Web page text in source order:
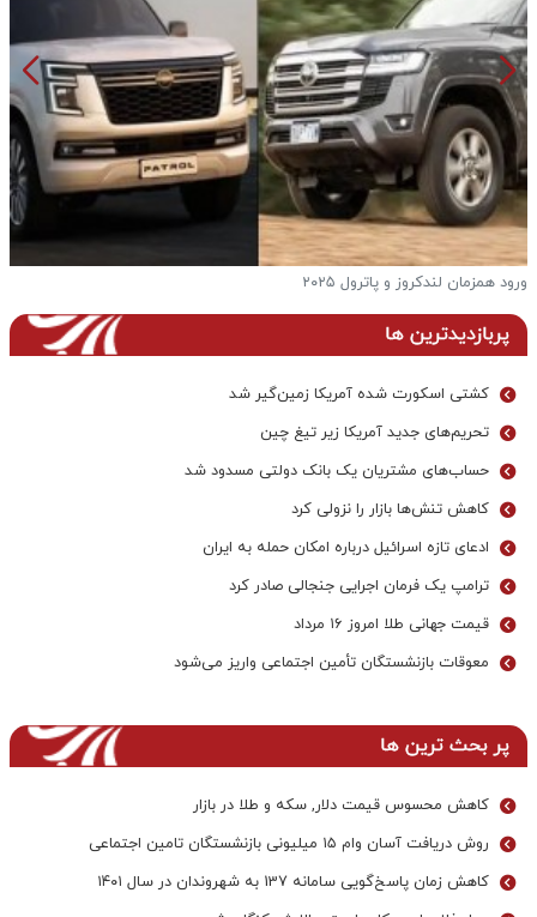
ورود همزمان لندکروز و پاترول ۲۰۲۵
پربازدیدترین ها
کشتی اسکورت شده آمریکا زمین‌گیر شد
تحریم‌های جدید آمریکا زیر تیغ چین
حساب‌های مشتریان یک بانک‌ دولتی مسدود شد
کاهش تنش‌ها بازار را نزولی کرد
ادعای تازه اسرائیل درباره امکان حمله به ایران
ترامپ یک فرمان اجرایی جنجالی صادر کرد
قیمت جهانی طلا امروز ۱۶ مرداد
معوقات بازنشستگان تأمین اجتماعی واریز می‌شود
پر بحث ترین ها
کاهش محسوس قیمت دلار, سکه و طلا در بازار
روش دریافت آسان وام ۱۵ میلیونی بازنشستگان تامین اجتماعی
کاهش زمان پاسخ‌گویی سامانه 137 به شهروندان در سال ۱۴۰۱